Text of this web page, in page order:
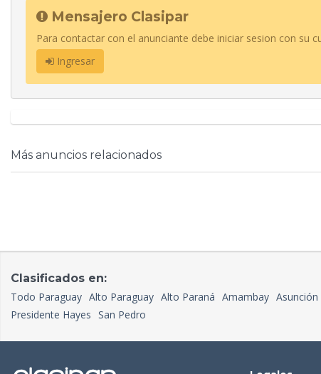
Mensajero Clasipar
Para contactar con el anunciante debe iniciar sesion con su
Ingresar
Más anuncios relacionados
Clasificados en:
Todo Paraguay Alto Paraguay Alto Paraná Amambay Asunción
Presidente Hayes San Pedro